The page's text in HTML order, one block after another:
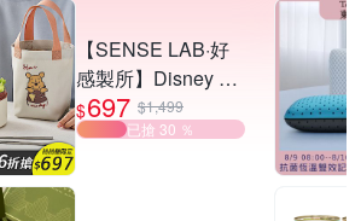
【SENSE LAB·好
感製所】Disney 迪
士尼 光禾內304不
銹鋼餐盒提袋4件組
$697 $1,499
已搶 30 ％